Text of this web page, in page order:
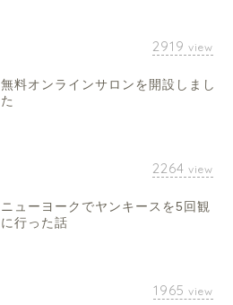
2919 view
無料オンラインサロンを開設しまし
た
2264 view
ニューヨークでヤンキースを5回観
に行った話
1965 view